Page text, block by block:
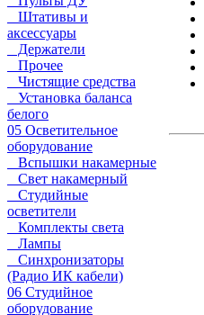
Штативы и
аксессуары
Держатели
Прочее
Чистящие средства
Установка баланса
белого
05 Осветительное
оборудование
Вспышки накамерные
Свет накамерный
Студийные
осветители
Комплекты света
Лампы
Синхронизаторы
(Радио ИК кабели)
06 Студийное
оборудование